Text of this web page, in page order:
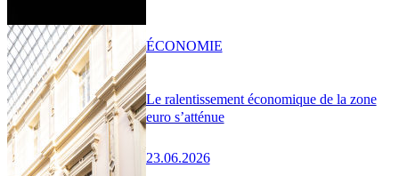
Le ralentissement économique de la zone
euro s’atténue
23.06.2026
ÉCONOMIE